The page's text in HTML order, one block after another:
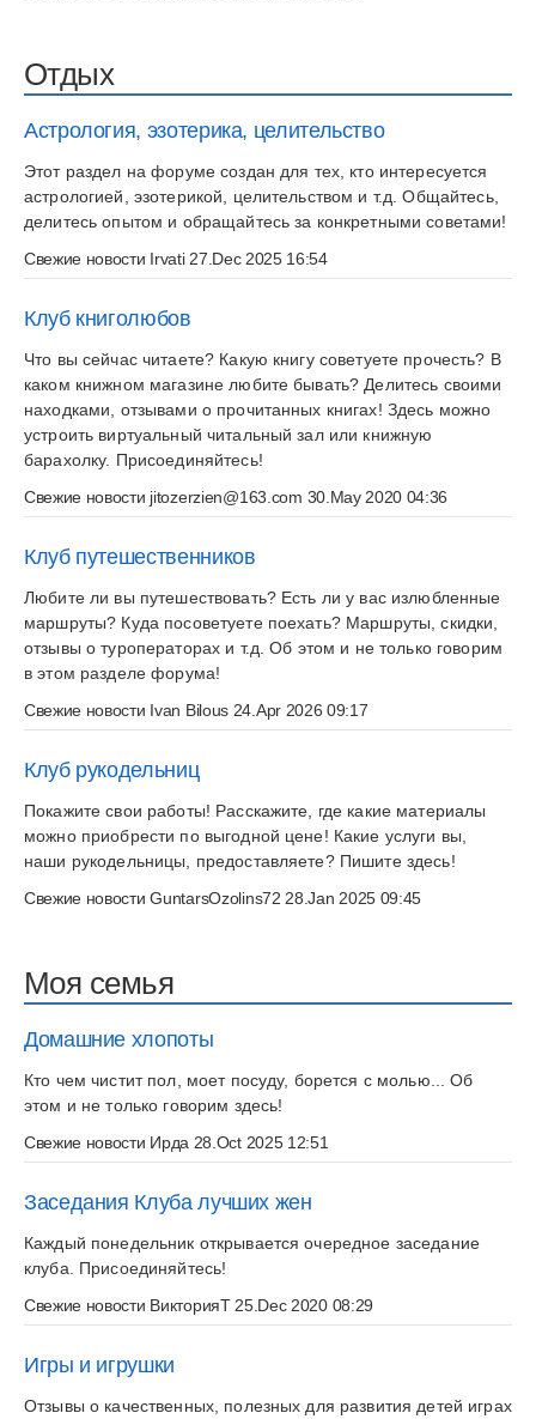
Отдых
Астрология, эзотерика, целительство
Этот раздел на форуме создан для тех, кто интересуется
астрологией, эзотерикой, целительством и т.д. Общайтесь,
делитесь опытом и обращайтесь за конкретными советами!
Свежие новости Irvati27.Dec 2025 16:54
Клуб книголюбов
Что вы сейчас читаете? Какую книгу советуете прочесть? В
каком книжном магазине любите бывать? Делитесь своими
находками, отзывами о прочитанных книгах! Здесь можно
устроить виртуальный читальный зал или книжную
барахолку. Присоединяйтесь!
Свежие новости jitozerzien@163.com 30.May 2020 04:36
Клуб путешественников
Любите ли вы путешествовать? Есть ли у вас излюбленные
маршруты? Куда посоветуете поехать? Маршруты, скидки,
отзывы о туроператорах и т.д. Об этом и не только говорим
в этом разделе форума!
Свежие новости Ivan Bilous 24.Apr 2026 09:17
Клуб рукодельниц
Покажите свои работы! Расскажите, где какие материалы
можно приобрести по выгодной цене! Какие услуги вы,
наши рукодельницы, предоставляете? Пишите здесь!
Свежие новостиGuntarsOzolins72 28.Jan 2025 09:45
Моя семья
Домашние хлопоты
Кто чем чистит пол, моет посуду, борется с молью... Об
этом и не только говорим здесь!
Свежие новости Ирда 28.Oct 2025 12:51
Заседания Клуба лучших жен
Каждый понедельник открывается очередное заседание
клуба. Присоединяйтесь!
Свежие новости ВикторияТ25.Dec 2020 08:29
Игры и игрушки
Отзывы о качественных, полезных для развития детей играх